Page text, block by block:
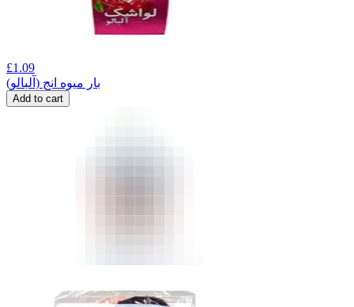
£1.09
بار میوه انج (آلبالو)
Add to cart